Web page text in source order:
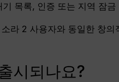
기 목록, 인증 또는 지역 잠
라 2 사용자와 동일한 창
시되나요?